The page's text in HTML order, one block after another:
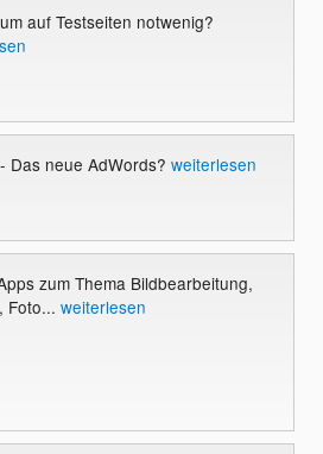
auf Testseiten notwenig?
Das neue AdWords? weiterlesen
zum Thema Bildbearbeitung,
Foto... weiterlesen